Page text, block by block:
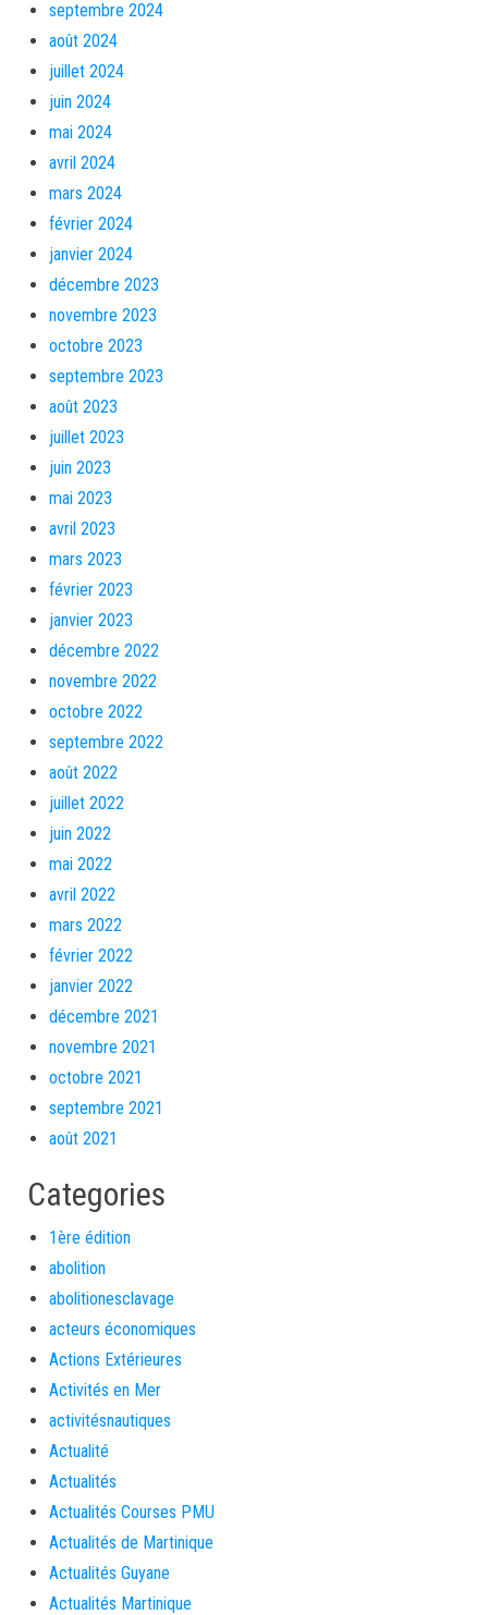
septembre 2024
août 2024
juillet 2024
juin 2024
mai 2024
avril 2024
mars 2024
février 2024
janvier 2024
décembre 2023
novembre 2023
octobre 2023
septembre 2023
août 2023
juillet 2023
juin 2023
mai 2023
avril 2023
mars 2023
février 2023
janvier 2023
décembre 2022
novembre 2022
octobre 2022
septembre 2022
août 2022
juillet 2022
juin 2022
mai 2022
avril 2022
mars 2022
février 2022
janvier 2022
décembre 2021
novembre 2021
octobre 2021
septembre 2021
août 2021
Categories
1ère édition
abolition
abolitionesclavage
acteurs économiques
Actions Extérieures
Activités en Mer
activitésnautiques
Actualité
Actualités
Actualités Courses PMU
Actualités de Martinique
Actualités Guyane
Actualités Martinique